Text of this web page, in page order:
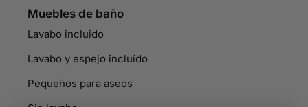
Muebles de baño
Lavabo incluido
Lavabo y espejo incluído
Pequeños para aseos